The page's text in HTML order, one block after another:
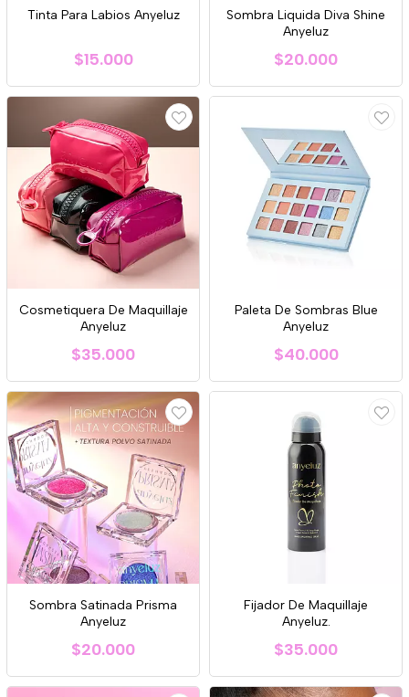
Tinta Para Labios Anyeluz
$15.000
Sombra Liquida Diva Shine
Anyeluz
$20.000
Cosmetiquera De Maquillaje
Anyeluz
$35.000
Paleta De Sombras Blue
Anyeluz
$40.000
Sombra Satinada Prisma
Anyeluz
$20.000
Fijador De Maquillaje
Anyeluz.
$35.000